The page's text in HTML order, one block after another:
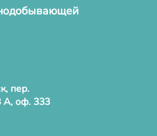
пер.
оф. 333